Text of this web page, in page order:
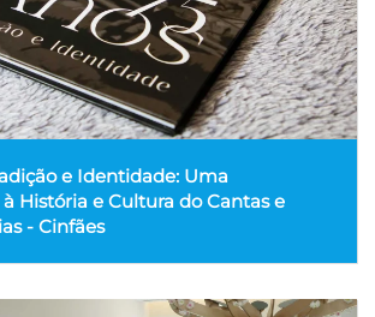
e Identidade: Uma
História e Cultura do Cantas e
- Cinfães